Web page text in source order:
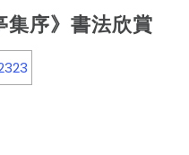
集序》書法欣賞